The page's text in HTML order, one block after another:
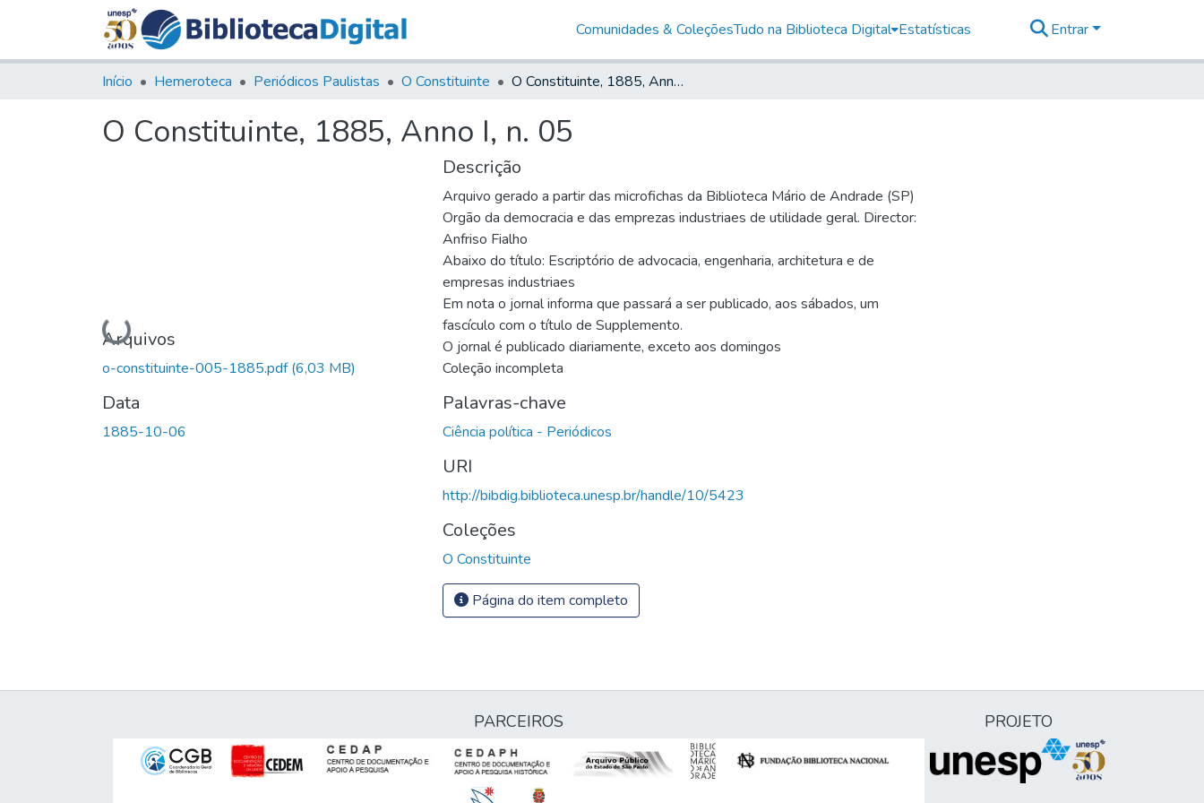
Comunidades & ColeçõesTudo na Biblioteca Digital Estatísticas Entrar
Início Hemeroteca Periódicos Paulistas O Constituinte O Constituinte, 1885, Anno I, n. 05
O Constituinte, 1885, Anno I, n. 05
Carregando...
Arquivos
o-constituinte-005-1885.pdf(6,03 MB)
Data
1885-10-06
Descrição
Arquivo gerado a partir das microfichas da Biblioteca Mário de Andrade (SP)
Orgão da democracia e das emprezas industriaes de utilidade geral. Director:
Anfriso Fialho
Abaixo do título: Escriptório de advocacia, engenharia, architetura e de
empresas industriaes
Em nota o jornal informa que passará a ser publicado, aos sábados, um
fascículo com o título de Supplemento.
O jornal é publicado diariamente, exceto aos domingos
Coleção incompleta
Palavras-chave
Ciência política - Periódicos
URI
http://bibdig.biblioteca.unesp.br/handle/10/5423
Coleções
O Constituinte
Página do item completo
PARCEIROS PROJETO